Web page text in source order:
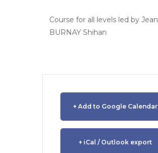
Course for all levels led by Jean
BURNAY Shihan
+ Add to Google Calendar
+ iCal / Outlook export